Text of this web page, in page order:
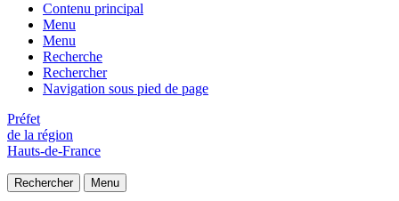
Contenu principal
Menu
Menu
Recherche
Rechercher
Navigation sous pied de page
Préfet
de la région
Hauts-de-France
Rechercher Menu